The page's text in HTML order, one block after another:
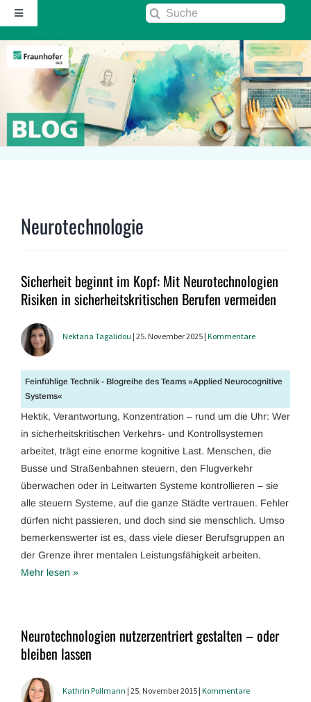
Zum
Inhalt
springen
Toggle
Navigation
Startseite
Über diesen Blog
Kontakt
RSS
Fraunhofer IAO ↗
Suche
Neurotechnologie
Sicherheit beginnt im Kopf: Mit Neurotechnologien
Risiken in sicherheitskritischen Berufen vermeiden
Nektaria Tagalidou | 25. November 2025 | Kommentare
Feinfühlige Technik - Blogreihe des Teams »Applied Neurocognitive
Systems«
Hektik, Verantwortung, Konzentration – rund um die Uhr: Wer
in sicherheitskritischen Verkehrs- und Kontrollsystemen
arbeitet, trägt eine enorme kognitive Last. Menschen, die
Busse und Straßenbahnen steuern, den Flugverkehr
überwachen oder in Leitwarten Systeme kontrollieren – sie
alle steuern Systeme, auf die ganze Städte vertrauen. Fehler
dürfen nicht passieren, und doch sind sie menschlich. Umso
bemerkenswerter ist es, dass viele dieser Berufsgruppen an
der Grenze ihrer mentalen Leistungsfähigkeit arbeiten.
Mehr lesen »
Neurotechnologien nutzerzentriert gestalten – oder
bleiben lassen
Kathrin Pollmann | 25. November 2015 | Kommentare